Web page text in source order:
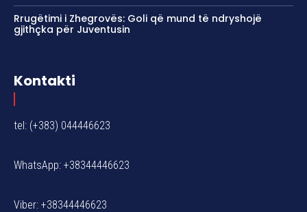
Rrugëtimi i Zhegrovës: Goli që mund të ndryshojë
gjithçka për Juventusin
Kontakti
tel: (+383) 044446623
WhatsApp: +38344446623
Viber: +38344446623